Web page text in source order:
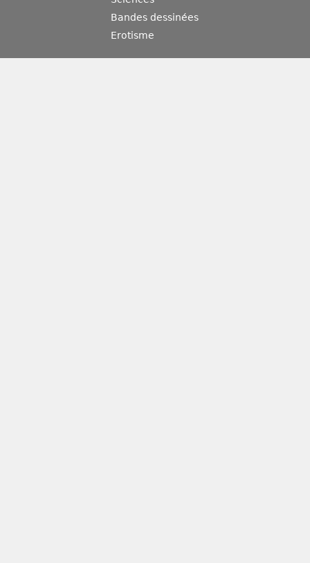
Bandes dessinées
Erotisme